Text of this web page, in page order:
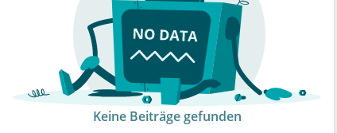
Keine Beiträge gefunden